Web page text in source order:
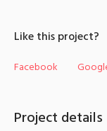
Like this project?
Facebook
Project details